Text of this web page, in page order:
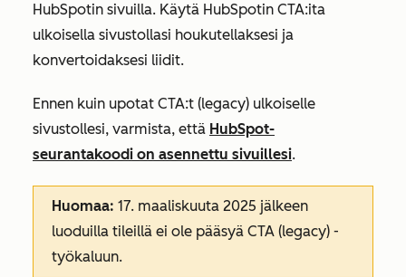
HubSpotin sivuilla. Käytä HubSpotin CTA:ita
ulkoisella sivustollasi houkutellaksesi ja
konvertoidaksesi liidit.
Ennen kuin upotat CTA:t (legacy) ulkoiselle
sivustollesi, varmista, että HubSpot-
seurantakoodi on asennettu sivuillesi.
Huomaa: 17. maaliskuuta 2025 jälkeen
luoduilla tileillä ei ole pääsyä CTA (legacy) -
työkaluun.